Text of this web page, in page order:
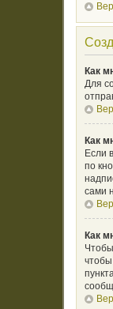
Как
Для
Как
Если
по
сами
Как